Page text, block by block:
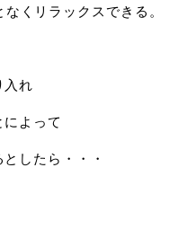
くリラックスできる。
入れ
よって
したら・・・